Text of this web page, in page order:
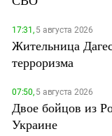
17:31,5 августа 2026
Жительница
терроризма
07:50,5 августа 2026
Двое бойцов из
Украине